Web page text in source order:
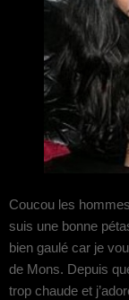
Coucou les
suis une bonne
bien gaulé car je
de Mons. Depuis
trop chaude et